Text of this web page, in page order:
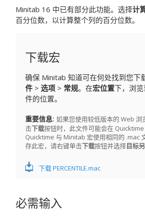
Minitab 16 中已有部分此功能。选择计
百分位数，以计算整个列的百分位数。
下载宏
确保 Minitab 知道可在何处找到您下
件 > 选项 > 常规。在宏位置下，浏
件的位置。
重要信息 如果您使用较低版本的 Web 浏
击下载按钮时，此文件可能会在
Quicktime 与 Minitab 宏使用相同的 .mac
存此宏，请右键单击下载按钮并选择目标
下载 PERCENTILE.mac
必需输入